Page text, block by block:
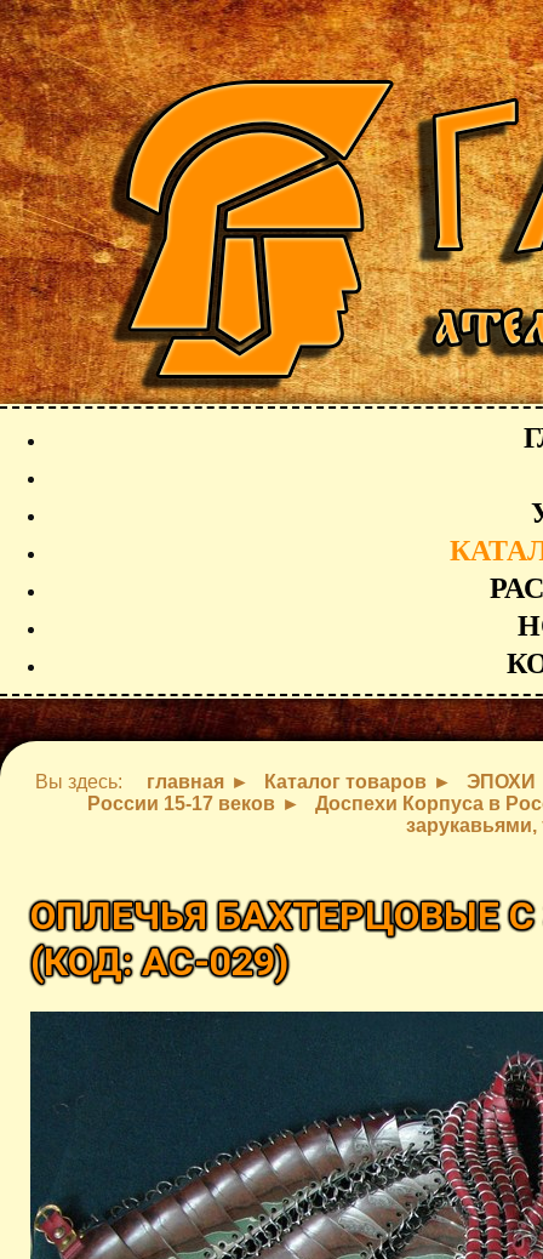
Вы здесь: главная Каталог товаров
ЭПОХИ
России 15-17 веков
Доспехи Корпуса в
зарукавьями,
ОПЛЕЧЬЯ БАХТЕРЦОВЫЕ
(КОД:AC-029)